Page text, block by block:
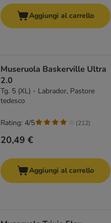
Aggiungi al carrello
Museruola Baskerville Ultra
2.0
Tg. 5 (XL) - Labrador, Pastore
tedesco
20,49 €
Rating: 4/5 (212)
Aggiungi al carrello